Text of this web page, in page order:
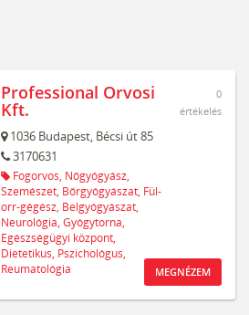
Professional Orvosi
Kft.
1036 Budapest, Bécsi út 85
3170631
Fogorvos, Nőgyógyász,
Szemészet, Bőrgyógyászat, Fül-
orr-gégész, Belgyógyászat,
Neurológia, Gyógytorna,
Egészségügyi központ,
Dietetikus, Pszichológus,
Reumatológia
0
értékelés
MEGNÉZEM